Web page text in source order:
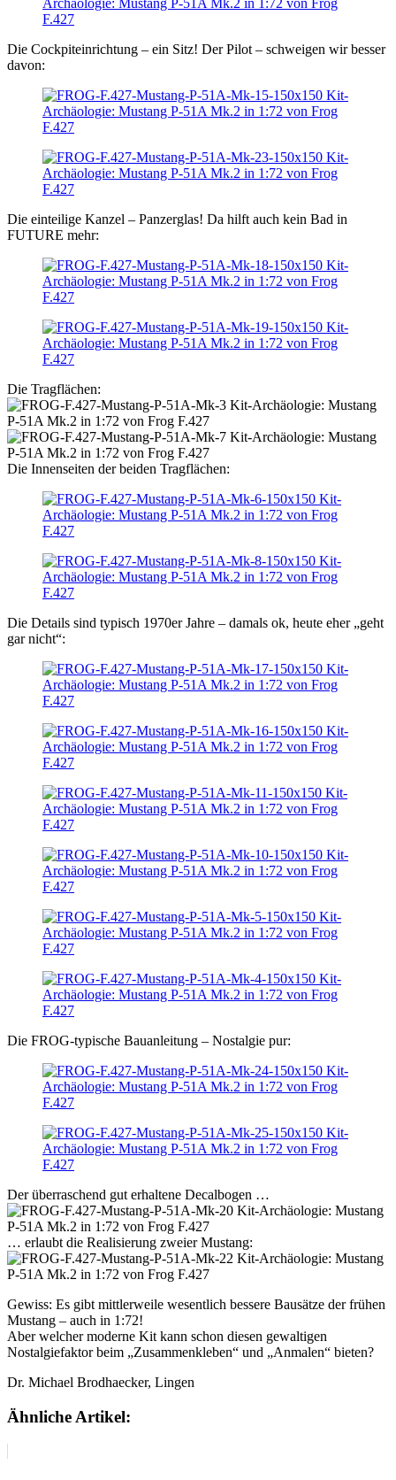
Die Cockpiteinrichtung – ein Sitz! Der Pilot – schweigen wir besser
davon:
Die einteilige Kanzel – Panzerglas! Da hilft auch kein Bad in
FUTURE mehr:
Die Tragflächen:
Die Innenseiten der beiden Tragflächen:
Die Details sind typisch 1970er Jahre – damals ok, heute eher „geht
gar nicht“:
Die FROG-typische Bauanleitung – Nostalgie pur:
Der überraschend gut erhaltene Decalbogen …
… erlaubt die Realisierung zweier Mustang:
Gewiss: Es gibt mittlerweile wesentlich bessere Bausätze der frühen
Mustang – auch in 1:72!
Aber welcher moderne Kit kann schon diesen gewaltigen
Nostalgiefaktor beim „Zusammenkleben“ und „Anmalen“ bieten?
Dr. Michael Brodhaecker, Lingen
Ähnliche Artikel: